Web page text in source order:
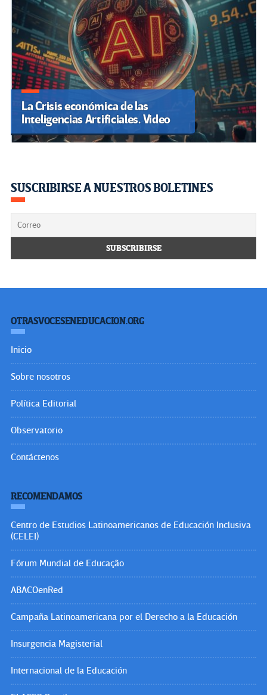
La Crisis económica de las
Inteligencias Artificiales. Video
SUSCRIBIRSE A NUESTROS BOLETINES
OTRASVOCESENEDUCACION.ORG
Inicio
Sobre nosotros
Política Editorial
Observatorio
Contáctenos
RECOMENDAMOS
Centro de Estudios Latinoamericanos de Educación Inclusiva
(CELEI)
Fórum Mundial de Educação
ABACOenRed
Campaña Latinoamericana por el Derecho a la Educación
Insurgencia Magisterial
Internacional de la Educación